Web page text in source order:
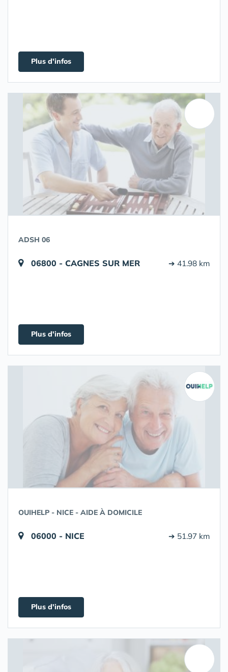
Plus d'infos
ADSH 06
06800 - CAGNES SUR MER ➔ 41.98 km
Plus d'infos
OUIHELP - NICE - AIDE À DOMICILE
06000 - NICE ➔ 51.97 km
Plus d'infos